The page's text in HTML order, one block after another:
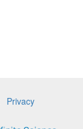
Privacy